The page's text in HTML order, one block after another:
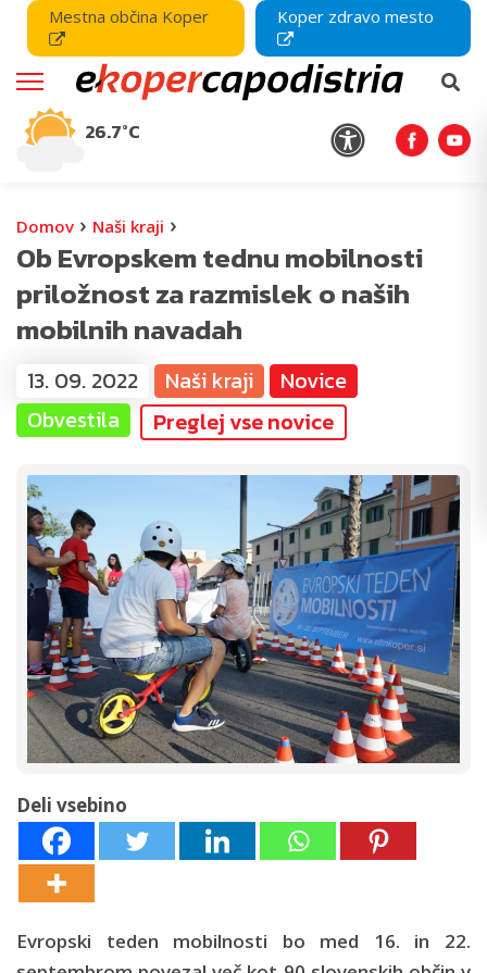
Mestna občina Koper Koper zdravo mesto
26.7°C
Domov › Naši kraji ›
Ob Evropskem tednu mobilnosti
priložnost za razmislek o naših
mobilnih navadah
13. 09. 2022 Naši kraji
Novice
Obvestila
Preglej vse novice
Deli vsebino
Evropski teden mobilnosti bo med 16. in 22.